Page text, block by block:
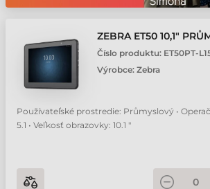
ZEBRA ET50 10,1"
Číslo produktu: ET50PT-
Výrobce: Zebra
Používateľské prostredie: Průmyslový •
5.1 • Veľkosť obrazovky: 10.1 "